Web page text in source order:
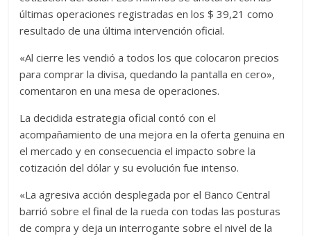
últimas operaciones registradas en los $ 39,21 como
resultado de una última intervención oficial.
«Al cierre les vendió a todos los que colocaron precios
para comprar la divisa, quedando la pantalla en cero»,
comentaron en una mesa de operaciones.
La decidida estrategia oficial contó con el
acompañamiento de una mejora en la oferta genuina en
el mercado y en consecuencia el impacto sobre la
cotización del dólar y su evolución fue intenso.
«La agresiva acción desplegada por el Banco Central
barrió sobre el final de la rueda con todas las posturas
de compra y deja un interrogante sobre el nivel de la